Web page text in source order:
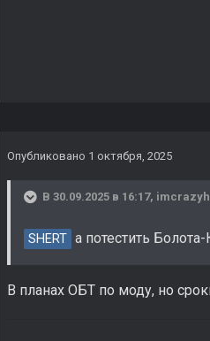
Опубликовано 1 октября, 2025
В 30.09.2025 в 16:17,
SHERT а потестить
В планах ОБТ по моду, но